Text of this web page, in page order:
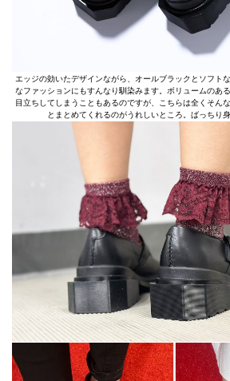
エッジの効いたデザインながら、オールブラックとソフト
なファッションにもすんなり馴染みます。ボリュームのあ
目立ちしてしまうこともあるのですが、こちらは全くそん
とまとめてくれるのがうれしいところ。ばっちり